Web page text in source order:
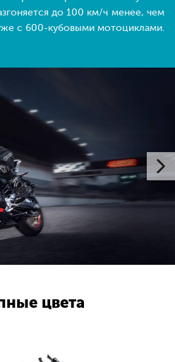
до 100 км/ч менее, чем
с 600-кубовыми мотоциклами.
цвета